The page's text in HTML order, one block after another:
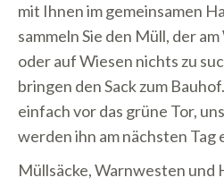
mit Ihnen im gemeinsamen
sammeln Sie den Müll, der
oder auf Wiesen nichts zu
bringen den Sack zum
einfach vor das grüne Tor,
werden ihn am nächsten Tag
Müllsäcke, Warnwesten und